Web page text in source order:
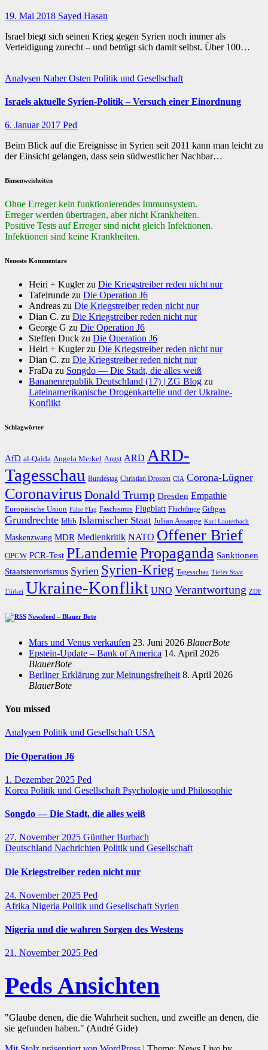
19. Mai 2018 Sayed Hasan
Israel biegt sich seinen Krieg gegen Syrien noch immer als
Verteidigung zurecht – und betrügt sich damit selbst. Über 100…
Analysen Naher Osten Politik und Gesellschaft
Israels aktuelle Syrien-Politik – Versuch einer Einordnung
6. Januar 2017 Ped
Beim Blick auf die Ereignisse in Syrien seit 2011 kann man leicht zu
der Einsicht gelangen, dass sein südwestlicher Nachbar…
Binsenweisheiten
Ohne Erreger kein funktionierendes Immunsystem.
Erreger werden übertragen, aber nicht Krankheiten.
Positive Tests auf Erreger sind nicht gleich Infektionen.
Infektionen sind keine Krankheiten.
Neueste Kommentare
Heiri + Kuglerzu Die Kriegstreiber reden nicht nur
Tafelrunde zu Die Operation J6
Andreas zu Die Kriegstreiber reden nicht nur
Dian C. zu Die Kriegstreiber reden nicht nur
George G zu Die Operation J6
Steffen Duck zu Die Operation J6
Heiri + Kuglerzu Die Kriegstreiber reden nicht nur
Dian C. zu Die Kriegstreiber reden nicht nur
FraDa zu Songdo — Die Stadt, die alles weiß
Bananenrepublik Deutschland (17) | ZG Blog zu
Lateinamerikanische Drogenkartelle und der Ukraine-
Konflikt
Schlagwörter
AfD al-Qaida Angela Merkel Angst ARD ARD-
Tagesschau Bundestag Christian Drosten CIA Corona-Lügner
CoronavirusDonald Trump Dresden Empathie
Europäische Union False Flag Faschismus Flugblatt Flüchtlinge Giftgas
Grundrechte Idlib Islamischer Staat Julian Assange Karl Lauterbach
Maskenzwang MDR Medienkritik NATO Offener Brief
OPCW PCR-Test PLandemiePropaganda Sanktionen
Staatsterrorismus Syrien Syrien-Krieg Tagesschau Tiefer Staat
Türkei Ukraine-Konflikt UNO Verantwortung ZDF
Newsfeed – Blauer Bote
Mars und Venus verkaufen 23. Juni 2026 BlauerBote
Epstein-Update – Bank of America 14. April 2026
BlauerBote
Berliner Erklärung zur Meinungsfreiheit 8. April 2026
BlauerBote
You missed
Analysen Politik und Gesellschaft USA
Die Operation J6
1. Dezember 2025 Ped
Korea Politik und Gesellschaft Psychologie und Philosophie
Songdo — Die Stadt, die alles weiß
27. November 2025 Günther Burbach
Deutschland Nachrichten Politik und Gesellschaft
Die Kriegstreiber reden nicht nur
24. November 2025 Ped
Afrika Nigeria Politik und Gesellschaft Syrien
Nigeria und die wahren Sorgen des Westens
21. November 2025 Ped
Peds Ansichten
"Glaube denen, die die Wahrheit suchen, und zweifle an denen, die
sie gefunden haben." (André Gide)